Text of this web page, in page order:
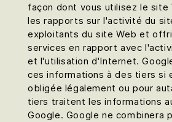
façon dont vous utilisez le site
les rapports sur l'activité du
exploitants du site Web et
services en rapport avec
et l'utilisation d'Internet.
ces informations à des tiers si
obligée légalement ou pour
tiers traitent les informations
Google. Google ne combinera